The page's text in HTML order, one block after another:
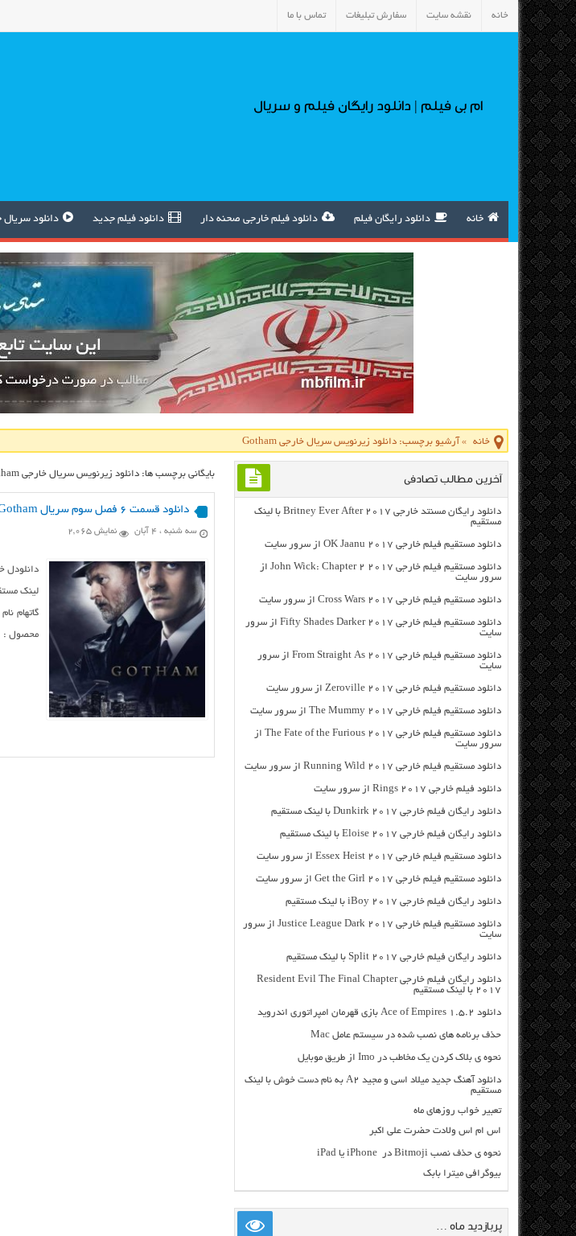
خانه نقشه سایت سفارش تبلیغات تماس با ما
ام بی فیلم | دانلود رایگان فیلم و سریال
خانه دانلود رایگان فیلم دانلود فیلم خارجی صحنه دار دانلود فیلم جدید دانلود
خانه » آرشیو برچسب: دانلود زیرنویس سریال خارجی Gotham
بایگانی برچسب ها: دانلود زیرنویس سریال خارجی Gotham
دانلود قسمت ۶ فصل سوم سریال Gotham با لینک مستقیم
سه شنبه ، ۴ آبان نمایش 2,065
محصول : امریکا
آخرین مطالب تصادفی
دانلود رایگان مسنتد خارجی Britney Ever After 2017 با لینک
مستقیم
دانلود مستقیم فیلم خارجی OK Jaanu 2017 از سرور سایت
دانلود مستقیم فیلم خارجی John Wick: Chapter 2 2017 از
سرور سایت
دانلود مستقیم فیلم خارجی Cross Wars 2017 از سرور سایت
دانلود مستقیم فیلم خارجی Fifty Shades Darker 2017 از سرور
سایت
دانلود مستقیم فیلم خارجی From Straight As 2017 از سرور
سایت
دانلود مستقیم فیلم خارجی Zeroville 2017 از سرور سایت
دانلود مستقیم فیلم خارجی The Mummy 2017 از سرور سایت
دانلود مستقیم فیلم خارجی The Fate of the Furious 2017 از
سرور سایت
دانلود مستقیم فیلم خارجی Running Wild 2017 از سرور سایت
دانلود فیلم خارجی Rings 2017 از سرور سایت
دانلود رایگان فیلم خارجی Dunkirk 2017 با لینک مستقیم
دانلود رایگان فیلم خارجی Eloise 2017 با لینک مستقیم
دانلود مستقیم فیلم خارجی Essex Heist 2017 از سرور سایت
دانلود مستقیم فیلم خارجی Get the Girl 2017 از سرور سایت
دانلود رایگان فیلم خارجی iBoy 2017 با لینک مستقیم
دانلود مستقیم فیلم خارجی Justice League Dark 2017 از سرور
سایت
دانلود رایگان فیلم خارجی Split 2017 با لینک مستقیم
دانلود رایگان فیلم خارجی Resident Evil The Final Chapter
2017 با لینک مستقیم
دانلود Ace of Empires 1.5.2 بازی قهرمان امپراتوری اندروید
حذف برنامه های نصب شده در سیستم عامل Mac
نحوه ی بلاک کردن یک مخاطب در Imo از طریق موبایل
دانلود آهنگ جدید میلاد اسی و مجید A2 به نام دست خوش با لینک
مستقیم
تعبیر خواب روزهای ماه
اس ام اس ولادت حضرت علی اکبر
نحوه ی حذف نصب Bitmoji در iPhone یا iPad
بیوگرافی میترا بابک
پربازدید ماه …